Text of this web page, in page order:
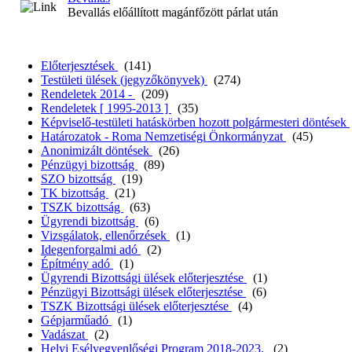
Bevallás előállított magánfőzött párlat után
Előterjesztések
(141)
Testületi ülések (jegyzőkönyvek)
(274)
Rendeletek 2014 -
(209)
Rendeletek [ 1995-2013 ]
(35)
Képviselő-testületi hatáskörben hozott polgármesteri döntések
Határozatok - Roma Nemzetiségi Önkormányzat
(45)
Anonimizált döntések
(26)
Pénzügyi bizottság
(89)
SZO bizottság
(19)
TK bizottság
(21)
TSZK bizottság
(63)
Ügyrendi bizottság
(6)
Vizsgálatok, ellenőrzések
(1)
Idegenforgalmi adó
(2)
Építmény adó
(1)
Ügyrendi Bizottsági ülések előterjesztése
(1)
Pénzügyi Bizottsági ülések előterjesztése
(6)
TSZK Bizottsági ülések előterjesztése
(4)
Gépjarműadó
(1)
Vadászat
(2)
Helyi Esélyegyenlőségi Program 2018-2023.
(2)